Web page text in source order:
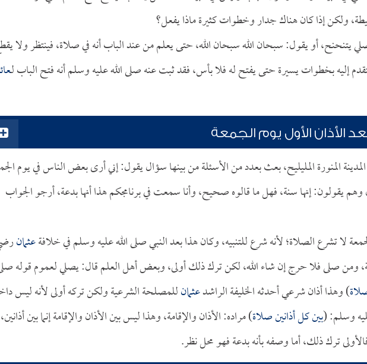
ولكن إذا كان هناك جدار وخطوات كثيرة ماذا يفعل؟
يتنحنح، أو يقول: سبحان الله سبحان الله، حتى يعلم من عند الباب أنه في صلاة، فينتظر ولا
إليه بخطوات يسيرة حتى يفتح له فلا بأس، فقد ثبت عنه صلى الله عليه وسلم أنه فتح الباب لـ
الأذان الأول يوم الجمعة
المنورة المليليح، بعث بعدد من الأسئلة من بينها سؤال يقول: إني أرى بعض الناس في يوم
يقولون: إنها سنة، فهل ما قالوه صحيح، وأنا سمعت في برنامجكم هذا أنها بدعة، أرجو الجواب
لا تشرع الصلاة؛ لأنه شرع للتنبيه، وكان هذا بعد النبي صلى الله عليه وسلم في خلافةعثمان
ومن صلى فلا حرج إن شاء الله، لكن ترك ذلك أولى، وبعض أهل العلم قال: يصلي لعموم قوله
) وهذا أذان شرعي أحدثه الخليفة الراشدعثمانللمصلحة الشرعية ولكن تركه أولى لأنه ليس
وسلم: (بين كل أذانين صلاة) مراده: الأذان والإقامة، وهذا ليس بين الأذان والإقامة إنما بين أذانين،
فالأولى ترك ذلك، أما وصفه بأنه بدعة فهو محل نظر.